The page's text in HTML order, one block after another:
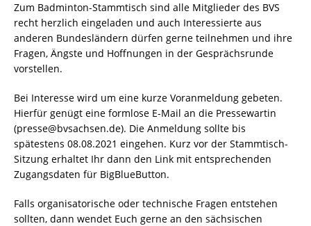
Zum Badminton-Stammtisch sind alle Mitglieder des BVS
recht herzlich eingeladen und auch Interessierte aus
anderen Bundesländern dürfen gerne teilnehmen und ihre
Fragen, Ängste und Hoffnungen in der Gesprächsrunde
vorstellen.
Bei Interesse wird um eine kurze Voranmeldung gebeten.
Hierfür genügt eine formlose E-Mail an die Pressewartin
(presse@bvsachsen.de). Die Anmeldung sollte bis
spätestens 08.08.2021 eingehen. Kurz vor der Stammtisch-
Sitzung erhaltet Ihr dann den Link mit entsprechenden
Zugangsdaten für BigBlueButton.
Falls organisatorische oder technische Fragen entstehen
sollten, dann wendet Euch gerne an den sächsischen